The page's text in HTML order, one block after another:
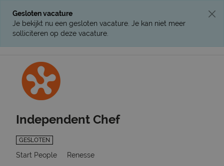
Gesloten vacature
Je bekijkt nu een gesloten vacature. Je kan niet meer
solliciteren op deze vacature.
Independent Chef
GESLOTEN
Start People Renesse